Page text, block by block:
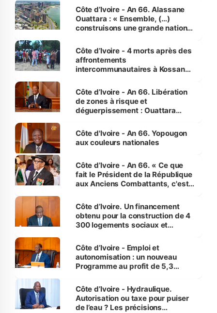
enfants
Côte d’Ivoire - An 66. Alassane
Ouattara : « Ensemble, (…)
construisons une grande nation
générations futures »
Côte d’Ivoire - 4 morts après des
affrontements
intercommunautaires à Kossandji
milieu des sinistrés
Côte d’Ivoire - An 66. Libération
de zones à risque et
déguerpissement : Ouattara
l'Etat de droit pour préserver les
vies humaines »
Côte d'Ivoire - An 66. Yopougon
aux couleurs nationales
Côte d’Ivoire - An 66. « Ce que
fait le Président de la République
aux Anciens Combattants, c'est
Côte d’Ivoire. Un financement
obtenu pour la construction de 4
300 logements sociaux et
et Yamoussoukro
Côte d’Ivoire - Emploi et
autonomisation : un nouveau
Programme au profit de 5,3
Côte d’Ivoire - Hydraulique.
Autorisation ou taxe pour puiser
de l’eau ? Les précisions